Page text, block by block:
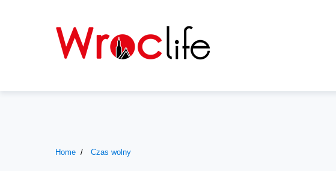
Home Czas wolny